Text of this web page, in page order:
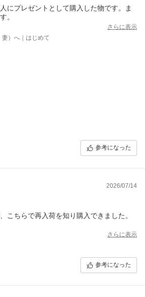
にプレゼントとして購入した物です。ま
。
さらに表示
）へ｜はじめて
参考になった
2026/07/14
こちらで再入荷を知り購入できました。
さらに表示
参考になった